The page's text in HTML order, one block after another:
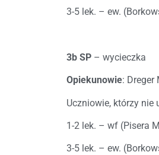
3-5 lek. – ew.
3b SP – wycieczka
Opiekunowie: Dreger
Uczniowie, którzy nie
1-2 lek. – wf (Pisera
3-5 lek. – ew.